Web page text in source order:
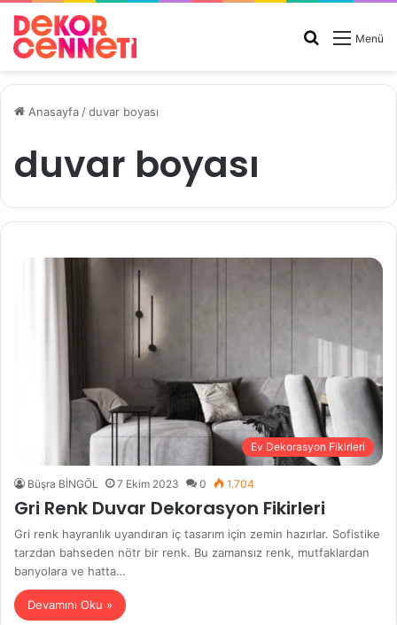
Menü
Arama
...
Anasayfa /duvar boyası
duvar boyası
Ev Dekorasyon Fikirleri
Büşra BİNGÖL 7 Ekim 2023 0 1.704
Gri Renk Duvar Dekorasyon Fikirleri
Gri renk hayranlık uyandıran iç tasarım için zemin hazırlar. Sofistike
tarzdan bahseden nötr bir renk. Bu zamansız renk, mutfaklardan
banyolara ve hatta…
Devamını Oku »